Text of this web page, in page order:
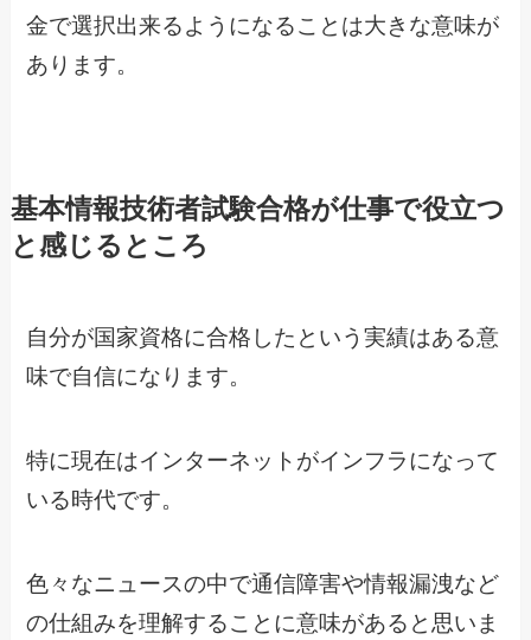
金で選択出来るようになることは大きな意味が
あります。
基本情報技術者試験合格が仕事で役立つ
と感じるところ
自分が国家資格に合格したという実績はある意
味で自信になります。
特に現在はインターネットがインフラになって
いる時代です。
色々なニュースの中で通信障害や情報漏洩など
の仕組みを理解することに意味があると思いま